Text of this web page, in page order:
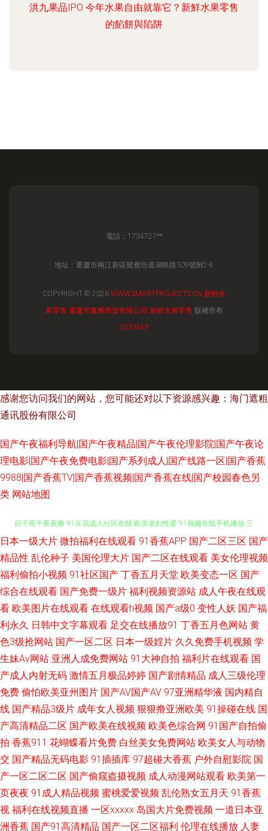
洪九果品IPO 今年水果自由就靠它？新鮮水果零售
的餡餅與陷阱
電話：1734727**
地址：重慶市兩江新區鴛鴦街道湖映路309號附2-8
COPYRIGHT © 2026 WWW.SMARTPROJECTS.CN 新鮮水
果零售 重慶芳鑫雅商貿有限公司 新鮮水果零售 版權所有
SITEMAP
感谢您访问我们的网站，您可能还对以下资源感兴趣：海门遮粗
通讯股份有限公司
国产午夜福利导航|国产午夜精品|国产午夜伦理影院|国产午夜论
理电影|国产午夜免费电影|国产系列成人|国产线路一区|国产香蕉
9988|国产香蕉TV|国产香蕉视频|国产香蕉在线|国产校园春色另
类 网站地图
91蜜桃做爱视频 91草免费在线看 深夜精品福利 大香蕉导航 91网页入口免费
日干夜干夜夜撸 91豆花成人社区在线 欧美老妇性爱 91视频在线手机播放 三
级黄色高清在线 超碰日韩人人乐 91av偷拍视频 男人超踫 91精品在线观看竹
菊 日本人人色 伊人院入口一二三 久久网一区 九九热久久 91熟女十分钟中文
视频 天堂人久久 东京热青品 伊人久久网站上 国产欧美首页 91日曼黄 免费
在线www 91尤物白虎 婷婷色色五月一区二区 国产精品丝袜黑色高跟 91超碰
porn 久久免费视频精品色 91午夜福利影院 日本三区色 超碰日日夜夜操 伊人
在线9 国产精品日产欧美久久 一区二区熟女欧美 国产自拍三级视频 91激情
视频在线观看 99自拍网 国外91视频在线观看 香蕉伊人av一本 国产日韩综合
一区 色色婷婷五月天日韩 久久爱夜夜草骚逼 91啦熟女视频 青娱乐豆花视频
日本一级大片 微拍福利在线观看 91香蕉APP 国产二区三区 国产
精品性 乱伦种子 美国伦理大片 国产二区在线观看 美女伦理视频
福利偷拍小视频 91社区国产 丁香五月天堂 欧美变态一区 国产
综合在线观看 国产免费一级片 福利视频资源站 成人午夜在线观
看 欧美图片在线观看 在线观看h视频 国产a级0 变性人妖 国产福
利永久 日韩中文字幕观看 足交在线播放91 丁香五月色网站 黄
色3级抢网站 国产一区二区 日本一级婬片 久久免费手机视频 学
生妹Av网站 亚洲人成免费网站 91大神自拍 福利片在线观看 国
产成人内射无码 激情五月极品婷婷 国产剧情精品 成人三级伦理
免费 偷怕欧美亚州图片 国产AV国产AV 97亚洲精华液 国内精自
线 国产精品3级片 成年女人视频 狠狠撸亚洲欧美 91操碰在线 国
产高清精品二区 国产欧美在线视频 欧美色综合网 91国产自拍偷
拍 香蕉911 花蝴蝶看片免费 白丝美女免费网站 欧美女人与动物
交 国产精品无码电影 91插插库 97超碰大香蕉 户外自慰影院 国
产一区二区二区 国产偷窥盗摄视频 成人动漫网站观看 欧美第一
页夜夜 91成人精品视频 蜜桃爱爱视频 乱伦熟女五月天 91香蕉
视 福利在线视频直播 一区xxxxx 岛国大片免费视频 一道日本亚
洲香蕉 国产91高清精品 国产一区二区福利 伦理在线播放 人妻